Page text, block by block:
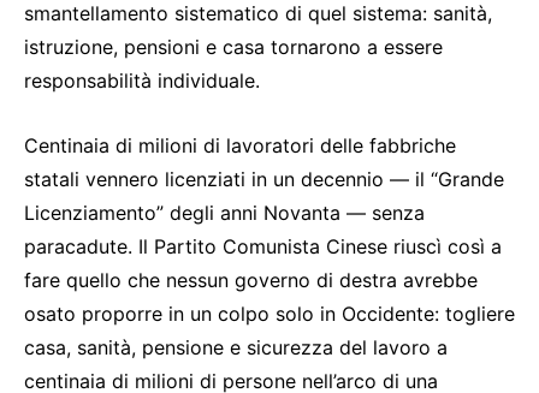
smantellamento sistematico di quel sistema: sanità,
istruzione, pensioni e casa tornarono a essere
responsabilità individuale.
Centinaia di milioni di lavoratori delle fabbriche
statali vennero licenziati in un decennio — il “Grande
Licenziamento” degli anni Novanta — senza
paracadute. Il Partito Comunista Cinese riuscì così a
fare quello che nessun governo di destra avrebbe
osato proporre in un colpo solo in Occidente: togliere
casa, sanità, pensione e sicurezza del lavoro a
centinaia di milioni di persone nell’arco di una